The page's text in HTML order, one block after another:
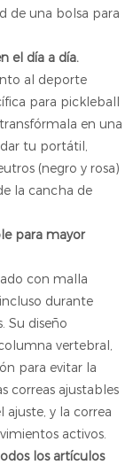
de una bolsa para
el día a día.
al deporte
para pickleball
en una
tu portátil,
(negro y rosa)
la cancha de
para mayor
con malla
durante
Su diseño
vertebral,
para evitar la
correas ajustables
y la correa
activos.
los artículos